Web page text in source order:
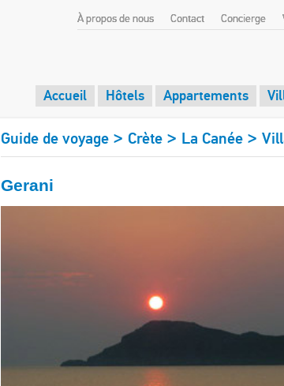
À propos de nous Contact Concierge
Accueil Hôtels Appartements
Guide de voyage > Crète > La Canée >
Gerani